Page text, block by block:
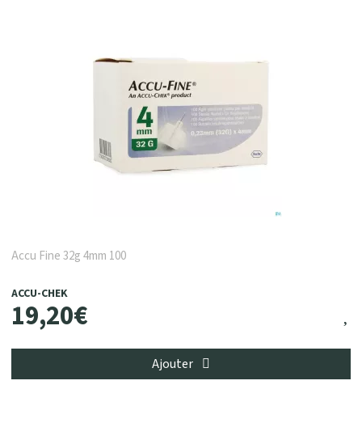
Accu Fine 32g 4mm 100
ACCU-CHEK
19,20€
Ajouter